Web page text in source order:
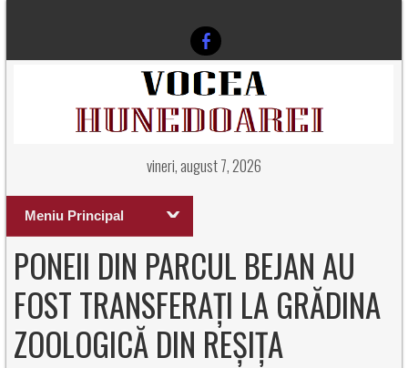
vineri, august 7, 2026
Meniu Principal
PONEII DIN PARCUL BEJAN AU
FOST TRANSFERAȚI LA GRĂDINA
ZOOLOGICĂ DIN REȘIȚA